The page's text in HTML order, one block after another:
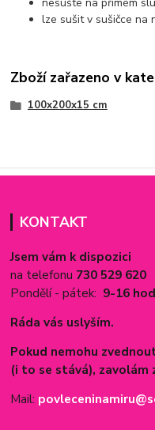
lze sušit v sušičce na
Zboží zařazeno v
100x200x15 cm
KONTAKT
Jsem vám k dispozici
na telefonu 730 529 620
Pondělí - pátek: 9-16
Ráda vás uslyším.
Pokud nemohu
(i to se stává), zavolám
Mail: